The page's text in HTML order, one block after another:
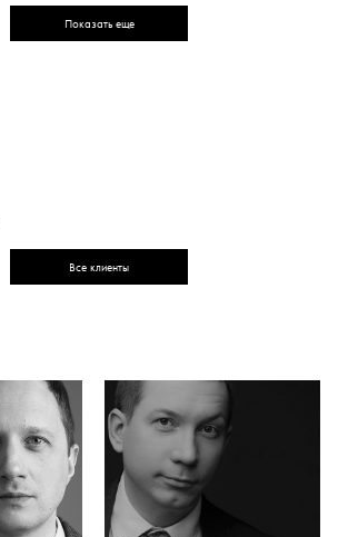
Показать еще
Все клиенты